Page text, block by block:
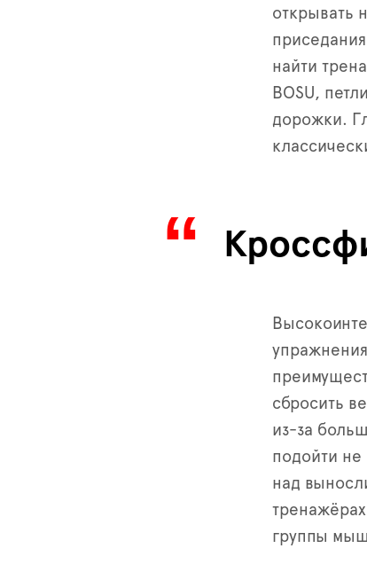
открывать
найти
BOSU,
дорожки.
сбросить
из-за
подойти не
над
группы